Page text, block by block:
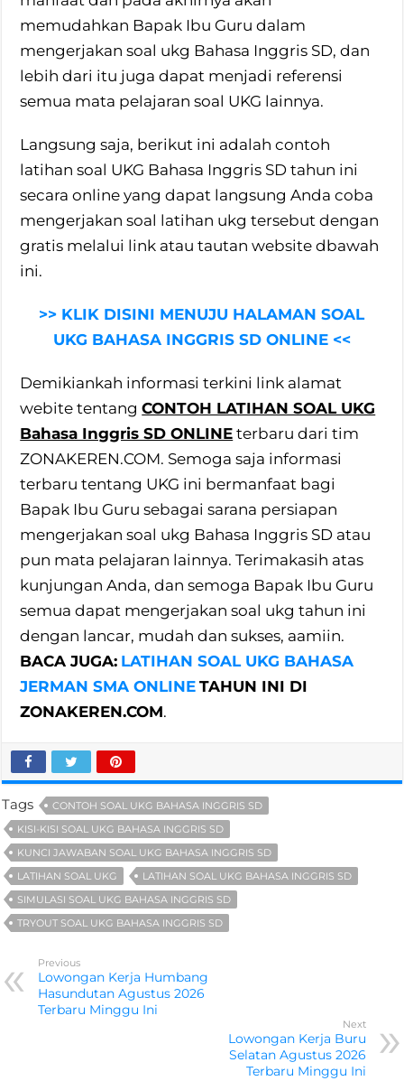
memudahkan Bapak Ibu Guru dalam
mengerjakan soal ukg Bahasa Inggris SD, dan
lebih dari itu juga dapat menjadi referensi
semua mata pelajaran soal UKG lainnya.
Langsung saja, berikut ini adalah contoh
latihan soal UKG Bahasa Inggris SD tahun ini
secara online yang dapat langsung Anda coba
mengerjakan soal latihan ukg tersebut dengan
gratis melalui link atau tautan website dbawah
ini.
>> KLIK DISINI MENUJU HALAMAN SOAL
UKG BAHASA INGGRIS SD ONLINE <<
Demikiankah informasi terkini link alamat
webite tentangCONTOH LATIHAN SOAL UKG
Bahasa Inggris SD ONLINE terbaru dari tim
ZONAKEREN.COM. Semoga saja informasi
terbaru tentang UKG ini bermanfaat bagi
Bapak Ibu Guru sebagai sarana persiapan
mengerjakan soal ukg Bahasa Inggris SD atau
pun mata pelajaran lainnya. Terimakasih atas
kunjungan Anda, dan semoga Bapak Ibu Guru
semua dapat mengerjakan soal ukg tahun ini
dengan lancar, mudah dan sukses, aamiin.
BACA JUGA: LATIHAN SOAL UKG BAHASA
JERMAN SMA ONLINE TAHUN INI DI
ZONAKEREN.COM.
Tags
CONTOH SOAL UKG BAHASA INGGRIS SD
KISI-KISI SOAL UKG BAHASA INGGRIS SD
KUNCI JAWABAN SOAL UKG BAHASA INGGRIS SD
LATIHAN SOAL UKG
LATIHAN SOAL UKG BAHASA INGGRIS SD
SIMULASI SOAL UKG BAHASA INGGRIS SD
TRYOUT SOAL UKG BAHASA INGGRIS SD
Previous
Lowongan Kerja Humbang
Hasundutan Agustus 2026
Terbaru Minggu Ini
Next
Lowongan Kerja Buru
Selatan Agustus 2026
Terbaru Minggu Ini